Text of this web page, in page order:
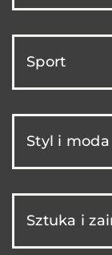
Sport
Styl i moda
Sztuka i